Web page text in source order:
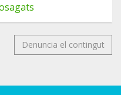
Denuncia el contingut